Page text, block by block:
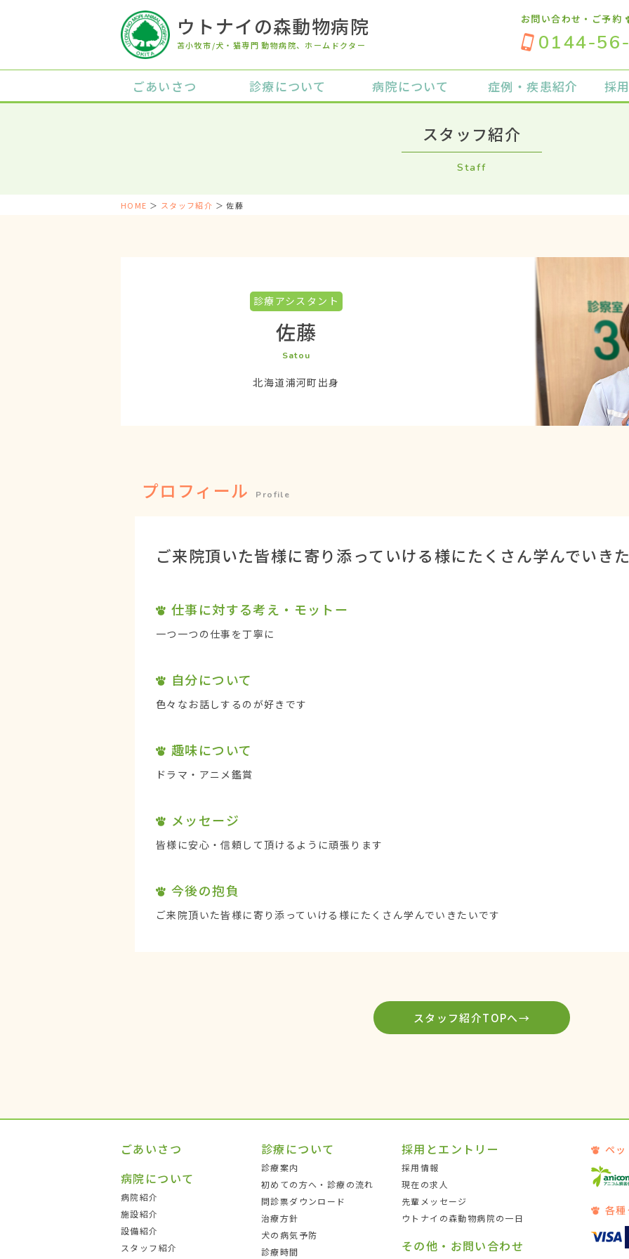
ウトナイの森動物病院
苫小牧市/犬・猫専門 動物病院、ホームドクター
お問い合わせ・ご予約
0144-
ごあいさつ 診療について 病院について 症例・疾患紹介 採
スタッフ紹介
Staff
HOME ＞ スタッフ紹介 ＞ 佐藤
診療アシスタント
佐藤
Satou
北海道浦河町出身
プロフィール Profile
ご来院頂いた皆様に寄り添っていける様にたくさん学んでいき
仕事に対する考え・モットー
一つ一つの仕事を丁寧に
自分について
色々なお話しするのが好きです
趣味について
ドラマ・アニメ鑑賞
メッセージ
皆様に安心・信頼して頂けるように頑張ります
今後の抱負
ご来院頂いた皆様に寄り添っていける様にたくさん学んでいきたいです
スタッフ紹介TOPへ→
ごあいさつ
病院について
病院紹介
施設紹介
設備紹介
スタッフ紹介
診療について
診療案内
初めての方へ・診療の流れ
問診票ダウンロード
治療方針
犬の病気予防
診療時間
採用とエントリー
採用情報
現在の求人
先輩メッセージ
ウトナイの森動物病院の一日
その他・お問い合わせ
ペ
各